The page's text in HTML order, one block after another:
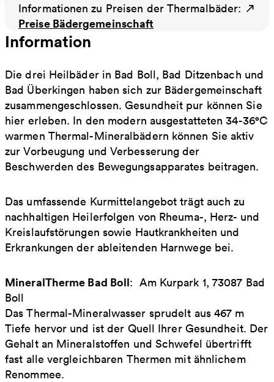
Informationen zu Preisen der Thermalbäder:
Preise Bädergemeinschaft
Information
Die drei Heilbäder in Bad Boll, Bad Ditzenbach und
Bad Überkingen haben sich zur Bädergemeinschaft
zusammengeschlossen. Gesundheit pur können Sie
hier erleben. In den modern ausgestatteten 34-36°C
warmen Thermal-Mineralbädern können Sie aktiv
zur Vorbeugung und Verbesserung der
Beschwerden des Bewegungsapparates beitragen.
Das umfassende Kurmittelangebot trägt auch zu
nachhaltigen Heilerfolgen von Rheuma-, Herz- und
Kreislaufstörungen sowie Hautkrankheiten und
Erkrankungen der ableitenden Harnwege bei.
MineralTherme Bad Boll: Am Kurpark 1, 73087 Bad
Boll
Das Thermal-Mineralwasser sprudelt aus 467 m
Tiefe hervor und ist der Quell Ihrer Gesundheit. Der
Gehalt an Mineralstoffen und Schwefel übertrifft
fast alle vergleichbaren Thermen mit ähnlichem
Renommee.